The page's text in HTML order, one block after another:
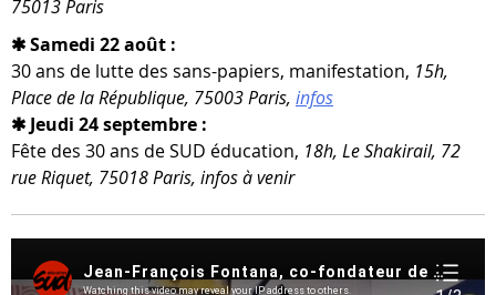
75013 Paris
✱ Samedi 22 août :
30 ans de lutte des sans-​papiers, mani­fes­ta­tion, 15h,
Place de la République, 75003 Paris, infos
✱ Jeudi 24 septembre :
Fête des 30 ans de SUD édu­ca­tion, 18h, Le Shakirail, 72
rue Riquet, 75018 Paris, infos à venir